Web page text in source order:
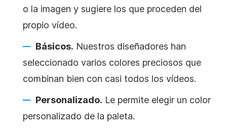
o la imagen y sugiere los que proceden del
propio vídeo.
Básicos. Nuestros diseñadores han
seleccionado varios colores preciosos que
combinan bien con casi todos los vídeos.
Personalizado. Le permite elegir un color
personalizado de la paleta.